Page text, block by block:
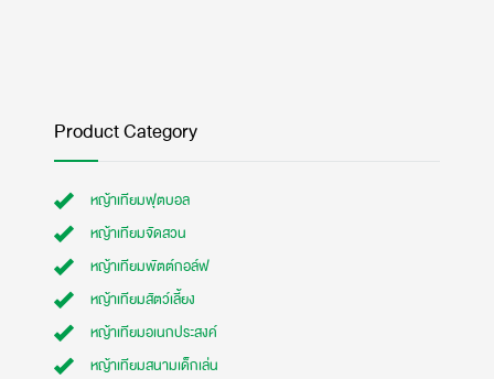
Product Category
หญ้าเทียมฟุตบอล
หญ้าเทียมจัดสวน
หญ้าเทียมพัตต์กอล์ฟ
หญ้าเทียมสัตว์เลี้ยง
หญ้าเทียมอเนกประสงค์
หญ้าเทียมสนามเด็กเล่น